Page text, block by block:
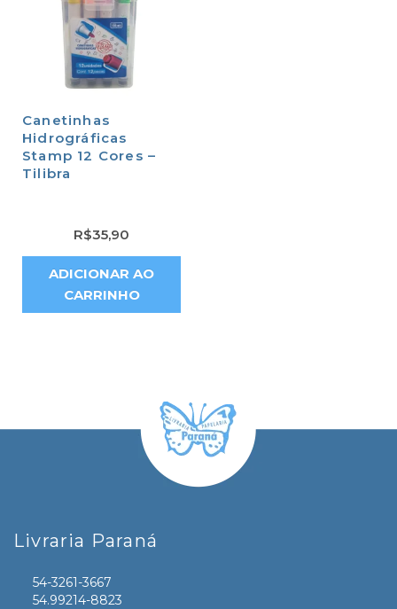
Canetinhas
Hidrográficas
Stamp 12 Cores –
Tilibra
R$35,90
ADICIONAR AO
CARRINHO
Livraria Paraná
54-3261-3667
54.99214-8823